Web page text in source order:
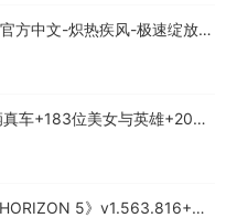
方中文-炽热疾风-极速绽放
车+183位美女与英雄+200%
5》v1.563.816+全